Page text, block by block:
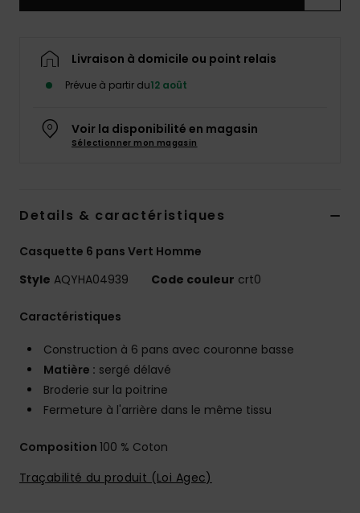
Livraison à domicile ou point relais
Prévue à partir du12 août
Voir la disponibilité en magasin
Sélectionner mon magasin
Details & caractéristiques
Casquette 6 pans Vert Homme
Style AQYHA04939 Code couleur crt0
Caractéristiques
Construction à 6 pans avec couronne basse
Matière : sergé délavé
Broderie sur la poitrine
Fermeture à l'arrière dans le même tissu
Composition 100 % Coton
Traçabilité du produit (Loi Agec)